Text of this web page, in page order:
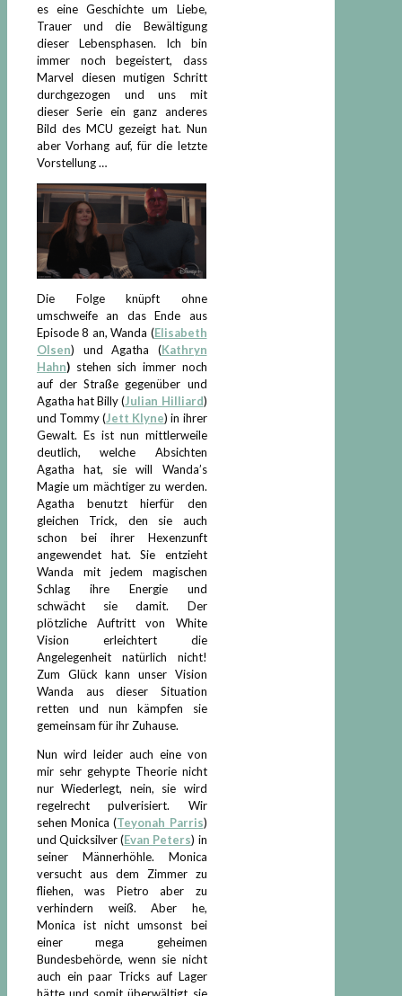
es eine Geschichte um Liebe,
Trauer und die Bewältigung
dieser Lebensphasen. Ich bin
immer noch begeistert, dass
Marvel diesen mutigen Schritt
durchgezogen und uns mit
dieser Serie ein ganz anderes
Bild des MCU gezeigt hat. Nun
aber Vorhang auf, für die letzte
Vorstellung …
Die Folge knüpft ohne
umschweife an das Ende aus
Episode 8 an, Wanda (Elisabeth
Olsen) und Agatha (Kathryn
Hahn) stehen sich immer noch
auf der Straße gegenüber und
Agatha hat Billy (Julian Hilliard)
und Tommy (Jett Klyne) in ihrer
Gewalt. Es ist nun mittlerweile
deutlich, welche Absichten
Agatha hat, sie will Wanda’s
Magie um mächtiger zu werden.
Agatha benutzt hierfür den
gleichen Trick, den sie auch
schon bei ihrer Hexenzunft
angewendet hat. Sie entzieht
Wanda mit jedem magischen
Schlag ihre Energie und
schwächt sie damit. Der
plötzliche Auftritt von White
Vision erleichtert die
Angelegenheit natürlich nicht!
Zum Glück kann unser Vision
Wanda aus dieser Situation
retten und nun kämpfen sie
gemeinsam für ihr Zuhause.
Nun wird leider auch eine von
mir sehr gehypte Theorie nicht
nur Wiederlegt, nein, sie wird
regelrecht pulverisiert. Wir
sehen Monica (Teyonah Parris)
und Quicksilver (Evan Peters) in
seiner Männerhöhle. Monica
versucht aus dem Zimmer zu
fliehen, was Pietro aber zu
verhindern weiß. Aber he,
Monica ist nicht umsonst bei
einer mega geheimen
Bundesbehörde, wenn sie nicht
auch ein paar Tricks auf Lager